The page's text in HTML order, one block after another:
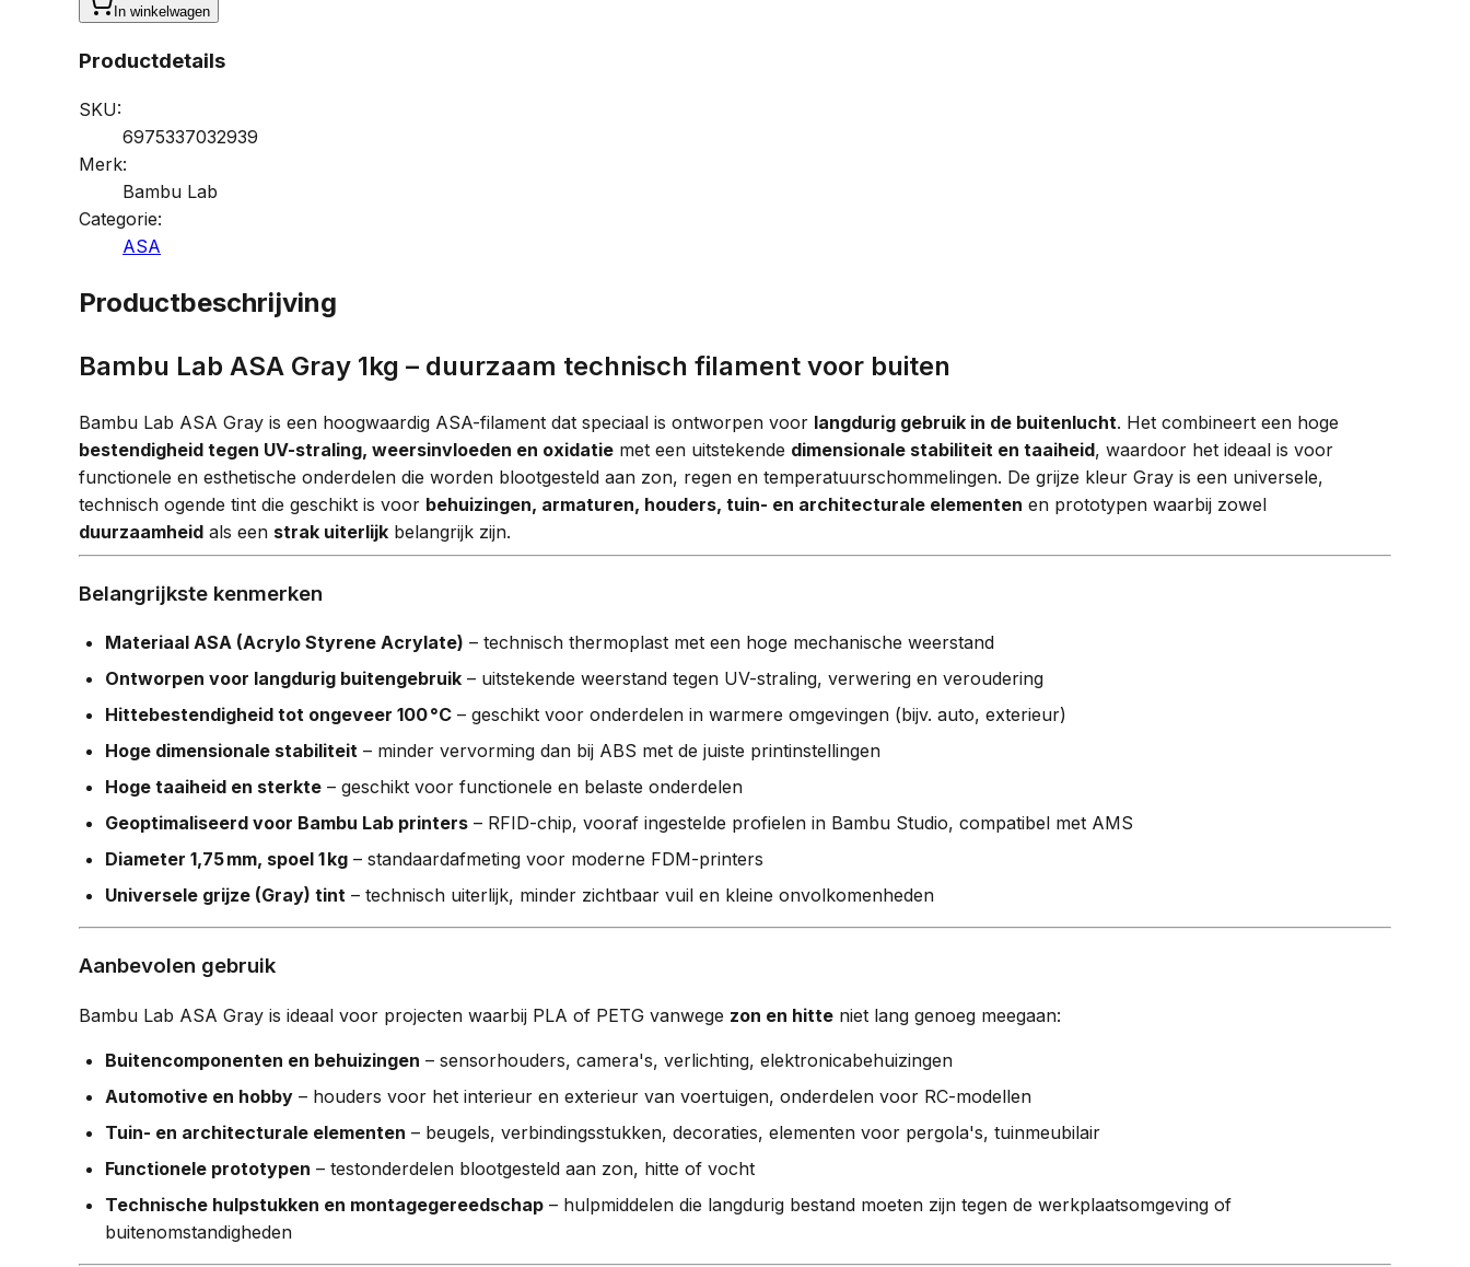
In winkelwagen
Productdetails
SKU:
6975337032939
Merk:
Bambu Lab
Categorie:
ASA
Productbeschrijving
Bambu Lab ASA Gray 1kg – duurzaam technisch filament voor buiten
Bambu Lab ASA Gray is een hoogwaardig ASA-filament dat speciaal is ontworpen voor langdurig gebruik in de buitenlucht. Het combineert een hoge
bestendigheid tegen UV-straling, weersinvloeden en oxidatie met een uitstekende dimensionale stabiliteit en taaiheid, waardoor het ideaal is voor
functionele en esthetische onderdelen die worden blootgesteld aan zon, regen en temperatuurschommelingen. De grijze kleur Gray is een universele,
technisch ogende tint die geschikt is voor behuizingen, armaturen, houders, tuin- en architecturale elementen en prototypen waarbij zowel
duurzaamheid als een strak uiterlijk belangrijk zijn.
Belangrijkste kenmerken
Materiaal ASA (Acrylo Styrene Acrylate) – technisch thermoplast met een hoge mechanische weerstand
Ontworpen voor langdurig buitengebruik – uitstekende weerstand tegen UV-straling, verwering en veroudering
Hittebestendigheid tot ongeveer 100 °C – geschikt voor onderdelen in warmere omgevingen (bijv. auto, exterieur)
Hoge dimensionale stabiliteit – minder vervorming dan bij ABS met de juiste printinstellingen
Hoge taaiheid en sterkte – geschikt voor functionele en belaste onderdelen
Geoptimaliseerd voor Bambu Lab printers – RFID-chip, vooraf ingestelde profielen in Bambu Studio, compatibel met AMS
Diameter 1,75 mm, spoel 1 kg – standaardafmeting voor moderne FDM-printers
Universele grijze (Gray) tint – technisch uiterlijk, minder zichtbaar vuil en kleine onvolkomenheden
Aanbevolen gebruik
Bambu Lab ASA Gray is ideaal voor projecten waarbij PLA of PETG vanwege zon en hitte niet lang genoeg meegaan:
Buitencomponenten en behuizingen – sensorhouders, camera's, verlichting, elektronicabehuizingen
Automotive en hobby – houders voor het interieur en exterieur van voertuigen, onderdelen voor RC-modellen
Tuin- en architecturale elementen – beugels, verbindingsstukken, decoraties, elementen voor pergola's, tuinmeubilair
Functionele prototypen – testonderdelen blootgesteld aan zon, hitte of vocht
Technische hulpstukken en montagegereedschap – hulpmiddelen die langdurig bestand moeten zijn tegen de werkplaatsomgeving of
buitenomstandigheden